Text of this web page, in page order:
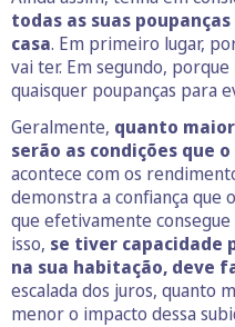
todas as suas
casa. Em primeiro lugar,
vai ter. Em segundo,
quaisquer poupanças para
Geralmente, quanto
serão as condições que
acontece com os
demonstra a confiança que
que efetivamente
isso, se tiver capacidade
na sua habitação, deve
escalada dos juros, quanto
menor o impacto dessa